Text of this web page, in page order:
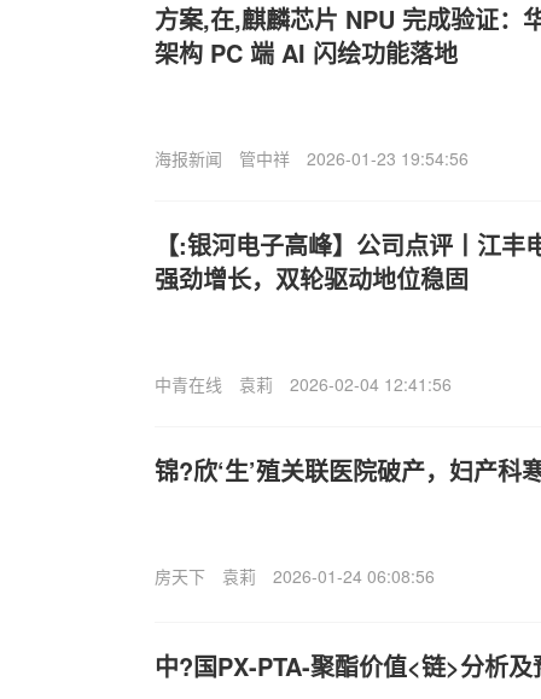
方案,在,麒麟芯片 NPU 完成验证：
架构 PC 端 AI 闪绘功能落地
海报新闻 管中祥 2026-01-23 19:54:56
【:银河电子高峰】公司点评丨江
强劲增长，双轮驱动地位稳固
中青在线 袁莉 2026-02-04 12:41:56
锦?欣‘生’殖关联医院破产，妇产科
房天下 袁莉 2026-01-24 06:08:56
中?国PX-PTA-聚酯价值<链>分析及